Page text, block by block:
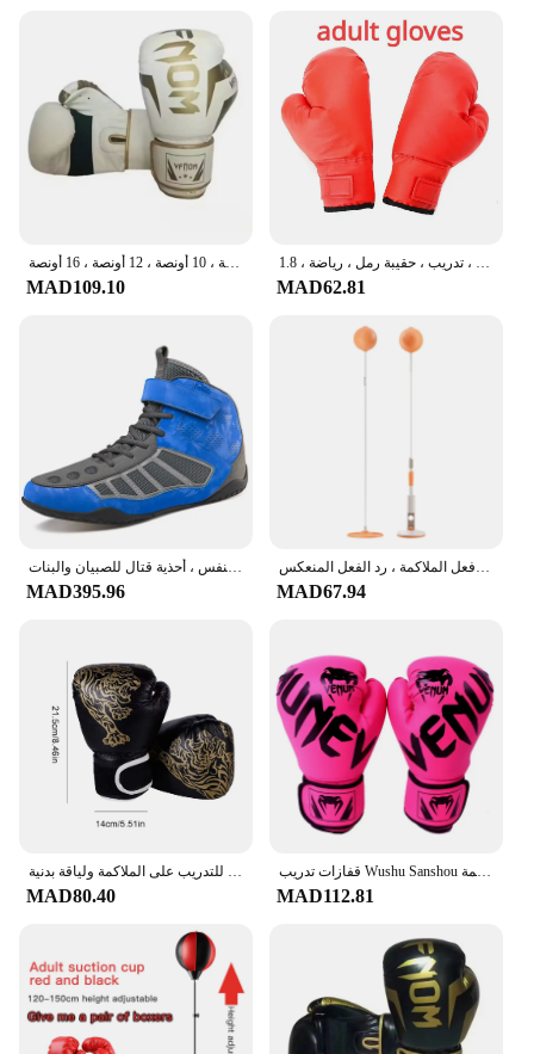
قفازات بو للملاكمة المهنية للأطفال والكبار ، تنفس ، ساندا ، الملاكمة التايلاندية ، القتال ، التايكوندو ، قفازات اللكم ، 6 أونصة ، 8 أونصة ، 10 أونصة ، 12 أونصة ، 16 أونصة
MAD109.10
حقيبة تثقيب للكبار والأطفال ، آلة ملاكمة موسيقية ذكية ، إضاءة ليد ، استجابة للاسترخاء ، تدريب ، حقيبة رمل ، رياضة ، 1.8
MAD62.81
أحذية مصارعة ملاكمة للرجال والنساء ، نعل خارجي مطاطي ، تنفس ، أحذية قتال للصبيان والبنات
MAD395.96
كرة تدريب تنسيق العين باليد ، رد فعل الملاكمة ، رد الفعل المنعكس
MAD67.94
حقيبة ملاكمة قابلة للنفخ ، حقيبة ملاكمة قابلة للنفخ للأطفال البالغين ، حقيبة رمل للتدريب على الملاكمة ولياقة بدنية
MAD80.40
قفازات تدريب Wushu Sanshou للأطفال والكبار ، حماة اليد ، رياضة القتال ، اللياقة البدنية ، التايكوندو ، الملاكمة
MAD112.81